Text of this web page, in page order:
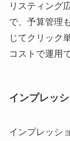
リスティング
で、予算管理
じてクリック
コストで運用
インプレッ
インプレッシ